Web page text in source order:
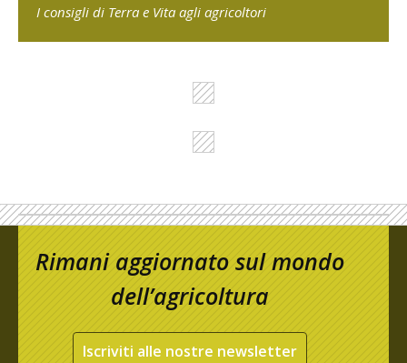
I consigli di Terra e Vita agli agricoltori
Rimani aggiornato sul mondo
dell’agricoltura
Iscriviti alle nostre newsletter